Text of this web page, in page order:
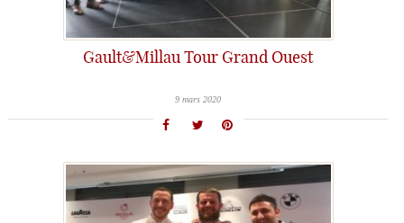
Gault&Millau Tour Grand Ouest
9 mars 2020